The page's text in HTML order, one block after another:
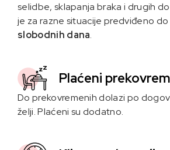
selidbe, sklapanja braka i drugih
je za razne situacije predviđeno do
slobodnih dana.
Plaćeni
Do prekovremenih dolazi po
želji. Plaćeni su dodatno.